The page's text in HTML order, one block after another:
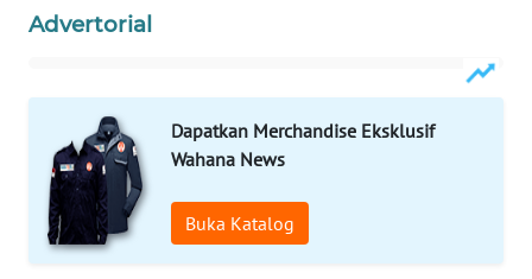
Advertorial
Dapatkan Merchandise Eksklusif
Wahana News
Buka Katalog
UMKM
SELEB
WAHANA
PERSONA
WAHANA